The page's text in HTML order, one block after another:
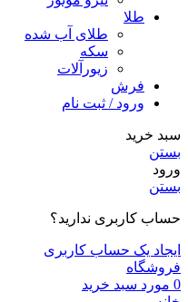
طلا
طلای آب شده
سکه
زیورآلات
فرش
ورود / ثبت نام
سبد خرید
بستن
ورود
بستن
حساب کاربری ندارید؟
ایجاد یک حساب کاربری
فروشگاه
0 مورد سبد خرید